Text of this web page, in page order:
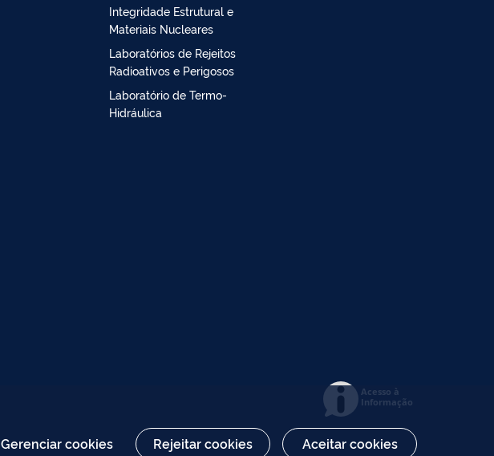
Integridade Estrutural e
Materiais Nucleares
Laboratórios de Rejeitos
Radioativos e Perigosos
Laboratório de Termo-
Hidráulica
Acesso à
Informação
Gerenciar cookies Rejeitar cookies Aceitar cookies